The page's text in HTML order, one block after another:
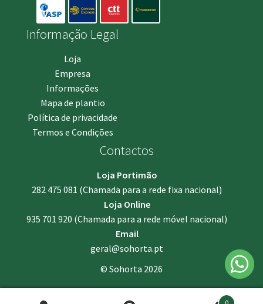
Informação Legal
Loja
Empresa
Informações
Mapa de plantio
Política de privacidade
Termos e Condições
Contactos
Loja Portimão
282 475 081 (Chamada para a rede fixa nacional)
Loja Online
935 701 920 (Chamada para a rede móvel nacional)
Email
geral@sohorta.pt
© Sohorta 2026